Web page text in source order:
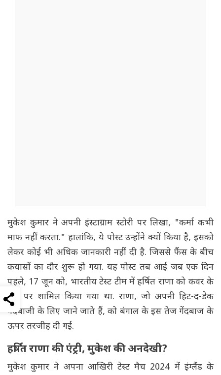
मुकेश कुमार ने अपनी इंस्टाग्राम स्टोरी पर लिखा, "कर्मा कभी
माफ नहीं करता." हालांकि, ये पोस्ट उन्होंने क्यों किया है, इसको
लेकर कोई भी अधिक जानकारी नहीं दी है. जिससे फैंस के बीच
कयासों का दौर शुरू हो गया. यह पोस्ट तब आई जब एक दिन
पहले, 17 जून को, भारतीय टेस्ट टीम में हर्षित राणा को कवर के
तौर पर शामिल किया गया था. राणा, जो अपनी हिट-द-डेक
गेंदबाजी के लिए जाने जाते हैं, को बंगाल के इस तेज गेंदबाज के
ऊपर तरजीह दी गई.
हर्षित राणा की एंट्री, मुकेश की अनदेखी?
मुकेश कुमार ने अपना आखिरी टेस्ट मैच 2024 में इंग्लैंड के